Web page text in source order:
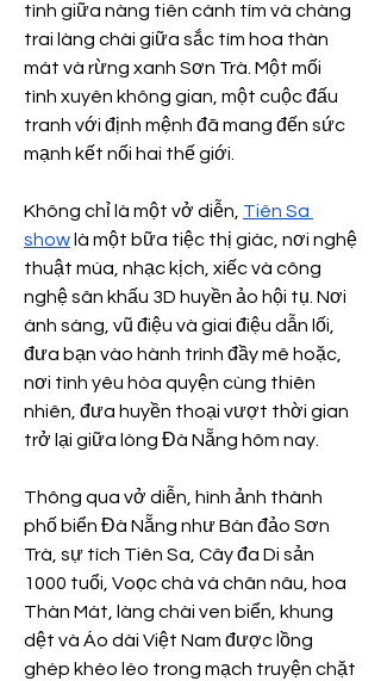
tình giữa nàng tiên cánh tím và chàng
trai làng chài giữa sắc tím hoa thàn
mát và rừng xanh Sơn Trà. Một mối
tình xuyên không gian, một cuộc đấu
tranh với định mệnh đã mang đến sức
mạnh kết nối hai thế giới.
Không chỉ là một vở diễn, Tiên Sa
show là một bữa tiệc thị giác, nơi nghệ
thuật múa, nhạc kịch, xiếc và công
nghệ sân khấu 3D huyền ảo hội tụ. Nơi
ánh sáng, vũ điệu và giai điệu dẫn lối,
đưa bạn vào hành trình đầy mê hoặc,
nơi tình yêu hòa quyện cùng thiên
nhiên, đưa huyền thoại vượt thời gian
trở lại giữa lòng Đà Nẵng hôm nay.
Thông qua vở diễn, hình ảnh thành
phố biển Đà Nẵng như Bán đảo Sơn
Trà, sự tích Tiên Sa, Cây đa Di sản
1000 tuổi, Voọc chà vá chân nâu, hoa
Thàn Mát, làng chài ven biển, khung
dệt và Áo dài Việt Nam được lồng
ghép khéo léo trong mạch truyện chặt